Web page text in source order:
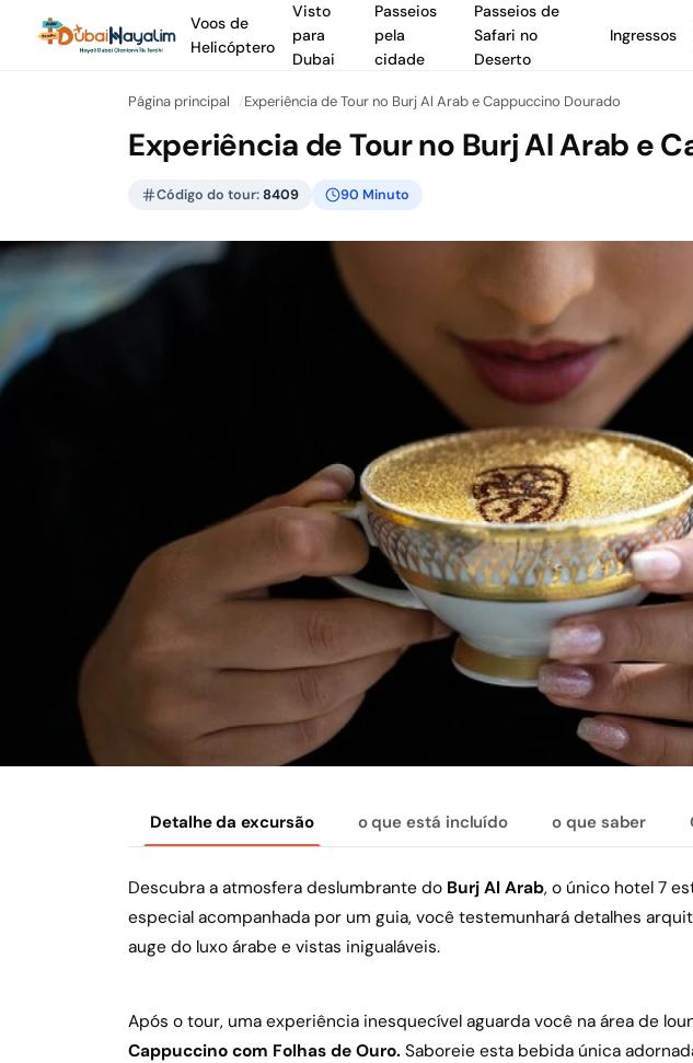
Voos de
Helicóptero
Visto
para
Dubai
Passeios
pela
cidade
Passeios de
Safari no
Deserto
Ingressos
Página principal Experiência de Tour no Burj Al Arab e Cappuccino Dourado
Experiência de Tour no Burj Al Arab e
Código do tour:8409 90 Minuto
Detalhe da excursão o que está incluído o que saber
Descubra a atmosfera deslumbrante do Burj Al Arab, o único hotel 7
especial acompanhada por um guia, você testemunhará detalhes
auge do luxo árabe e vistas inigualáveis.
Após o tour, uma experiência inesquecível aguarda você na área de
Cappuccino com Folhas de Ouro. Saboreie esta bebida única